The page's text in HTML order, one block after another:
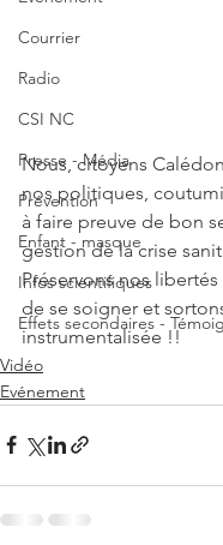
Courrier
Radio
CSI NC
Presse - Média
Prévention
Enfant - masque
Infos scientifiques
Effets secondaires -
Nous, citoyens
nos politiques,
à faire preuve de bon
gestion de la crise
Préservons nos
de se soigner et
instrumentalisée !!
Vidéo
Evénement